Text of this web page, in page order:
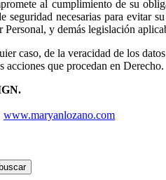
al cumplimiento de su
seguridad necesarias para evitar
Personal, y demás legislación
caso, de la veracidad de los
acciones que procedan en Derecho.
www.maryanlozano.com